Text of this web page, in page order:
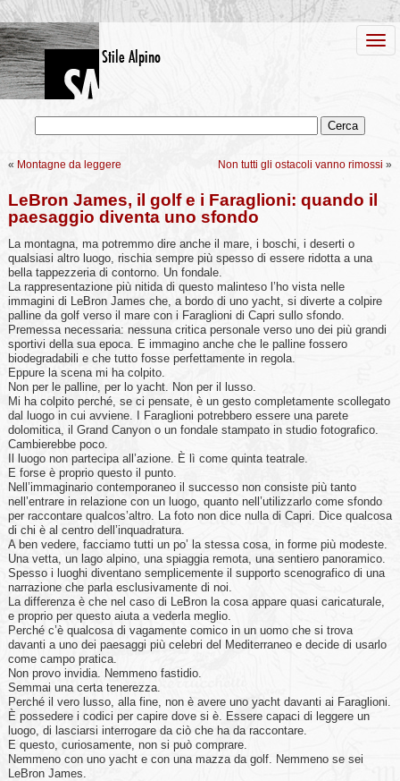
« Montagne da leggere Non tutti gli ostacoli vanno rimossi »
LeBron James, il golf e i Faraglioni: quando il
paesaggio diventa uno sfondo
La montagna, ma potremmo dire anche il mare, i boschi, i deserti o
qualsiasi altro luogo, rischia sempre più spesso di essere ridotta a una
bella tappezzeria di contorno. Un fondale.
La rappresentazione più nitida di questo malinteso l’ho vista nelle
immagini di LeBron James che, a bordo di uno yacht, si diverte a colpire
palline da golf verso il mare con i Faraglioni di Capri sullo sfondo.
Premessa necessaria: nessuna critica personale verso uno dei più grandi
sportivi della sua epoca. E immagino anche che le palline fossero
biodegradabili e che tutto fosse perfettamente in regola.
Eppure la scena mi ha colpito.
Non per le palline, per lo yacht. Non per il lusso.
Mi ha colpito perché, se ci pensate, è un gesto completamente scollegato
dal luogo in cui avviene. I Faraglioni potrebbero essere una parete
dolomitica, il Grand Canyon o un fondale stampato in studio fotografico.
Cambierebbe poco.
Il luogo non partecipa all’azione. È lì come quinta teatrale.
E forse è proprio questo il punto.
Nell’immaginario contemporaneo il successo non consiste più tanto
nell’entrare in relazione con un luogo, quanto nell’utilizzarlo come sfondo
per raccontare qualcos’altro. La foto non dice nulla di Capri. Dice qualcosa
di chi è al centro dell’inquadratura.
A ben vedere, facciamo tutti un po’ la stessa cosa, in forme più modeste.
Una vetta, un lago alpino, una spiaggia remota, una sentiero panoramico.
Spesso i luoghi diventano semplicemente il supporto scenografico di una
narrazione che parla esclusivamente di noi.
La differenza è che nel caso di LeBron la cosa appare quasi caricaturale,
e proprio per questo aiuta a vederla meglio.
Perché c’è qualcosa di vagamente comico in un uomo che si trova
davanti a uno dei paesaggi più celebri del Mediterraneo e decide di usarlo
come campo pratica.
Non provo invidia. Nemmeno fastidio.
Semmai una certa tenerezza.
Perché il vero lusso, alla fine, non è avere uno yacht davanti ai Faraglioni.
È possedere i codici per capire dove si è. Essere capaci di leggere un
luogo, di lasciarsi interrogare da ciò che ha da raccontare.
E questo, curiosamente, non si può comprare.
Nemmeno con uno yacht e con una mazza da golf. Nemmeno se sei
LeBron James.